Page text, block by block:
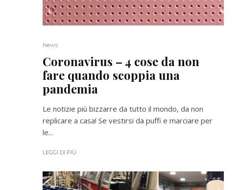
News
Coronavirus – 4 cose da non
fare quando scoppia una
pandemia
Le notizie più bizzarre da tutto il mondo, da non
replicare a casa! Se vestirsi da puffi e marciare per
le...
LEGGI DI PIÙ